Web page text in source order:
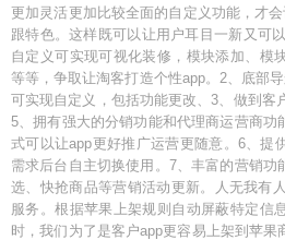
更加灵活更加比较全面的自定义功能，才
跟特色。这样既可以让用户耳目一新又可
自定义可实现可视化装修，模块添加、模
等等，争取让淘客打造个性app。2、底部
可实现自定义，包括功能更改、3、做到客
5、拥有强大的分销功能和代理商运营商功
式可以让app更好推广运营更随意。6、提
需求后台自主切换使用。7、丰富的营销功
选、快抢商品等营销活动更新。人无我有
服务。根据苹果上架规则自动屏蔽特定信
时，我们为了是客户app更容易上架到苹果